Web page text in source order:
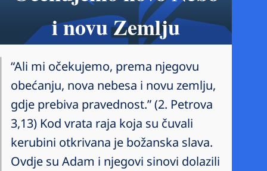
i novu Zemlju
“Ali mi očekujemo, prema njegovu
obećanju, nova nebesa i novu zemlju,
gdje prebiva pravednost.” (2. Petrova
3,13) Kod vrata raja koja su čuvali
kerubini otkrivana je božanska slava.
Ovdje su Adam i njegovi sinovi dolazili